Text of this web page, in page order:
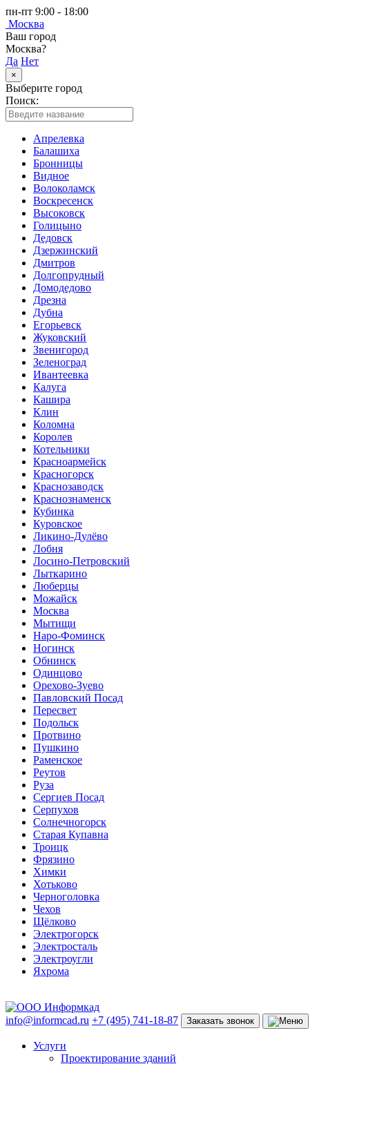
пн-пт 9:00 - 18:00
Москва
Ваш город
Москва?
Да Нет
×
Выберите город
Поиск:
Апрелевка
Балашиха
Бронницы
Видное
Волоколамск
Воскресенск
Высоковск
Голицыно
Дедовск
Дзержинский
Дмитров
Долгопрудный
Домодедово
Дрезна
Дубна
Егорьевск
Жуковский
Звенигород
Зеленоград
Ивантеевка
Калуга
Кашира
Клин
Коломна
Королев
Котельники
Красноармейск
Красногорск
Краснозаводск
Краснознаменск
Кубинка
Куровское
Ликино-Дулёво
Лобня
Лосино-Петровский
Лыткарино
Люберцы
Можайск
Москва
Мытищи
Наро-Фоминск
Ногинск
Обнинск
Одинцово
Орехово-Зуево
Павловский Посад
Пересвет
Подольск
Протвино
Пушкино
Раменское
Реутов
Руза
Сергиев Посад
Серпухов
Солнечногорск
Старая Купавна
Троицк
Фрязино
Химки
Хотьково
Черноголовка
Чехов
Щёлково
Электрогорск
Электросталь
Электроугли
Яхрома
info@informcad.ru +7 (495) 741-18-87 Заказать звонок
Услуги
Проектирование зданий